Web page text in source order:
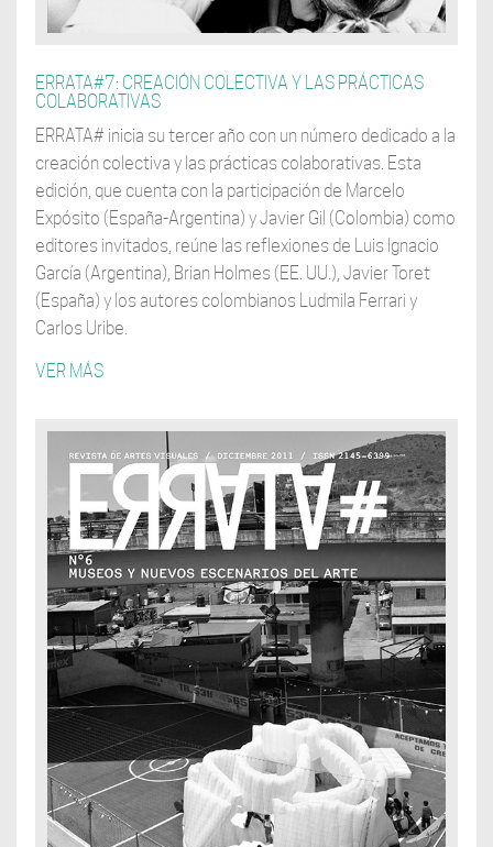
ERRATA#7: CREACIÓN COLECTIVA Y LAS PRÁCTICAS
COLABORATIVAS
ERRATA# inicia su tercer año con un número dedicado a la
creación colectiva y las prácticas colaborativas. Esta
edición, que cuenta con la participación de Marcelo
Expósito (España-Argentina) y Javier Gil (Colombia) como
editores invitados, reúne las reflexiones de Luis Ignacio
García (Argentina), Brian Holmes (EE. UU.), Javier Toret
(España) y los autores colombianos Ludmila Ferrari y
Carlos Uribe.
VER MÁS